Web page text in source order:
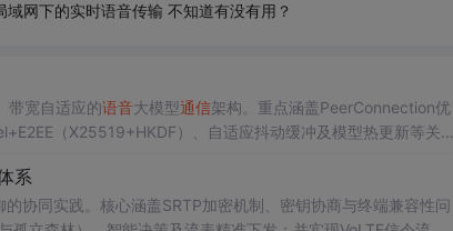
网下的实时语音传输 不知道有没有用？
带宽自适应的语音大模型通信架构。重点涵盖PeerConnection优
（X25519+HKDF）、自适应抖动缓冲及模型热更新等关键
系
协同实践。核心涵盖SRTP加密机制、密钥协商与终端兼容性问